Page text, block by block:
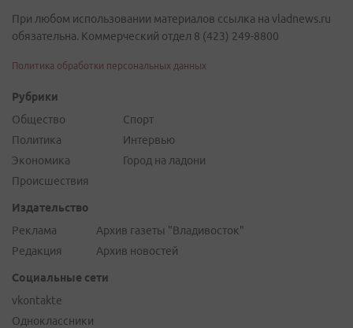
При любом использовании материалов ссылка на vladnews.ru
обязательна. Коммерческий отдел 8 (423) 249-8800
Политика обработки персональных данных
Рубрики
Общество
Политика
Экономика
Происшествия
Спорт
Интервью
Город на ладони
Издательство
Реклама
Редакция
Архив газеты "Владивосток"
Архив новостей
Социальные сети
vkontakte
Одноклассники